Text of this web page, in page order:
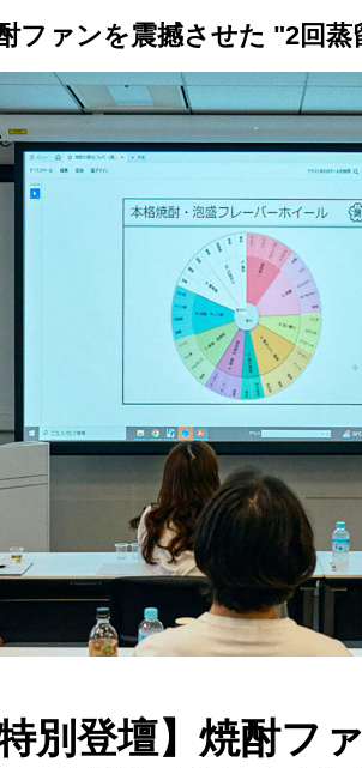
トップ プロが教えるレシピ 厳選！店
別登壇】焼酎フ